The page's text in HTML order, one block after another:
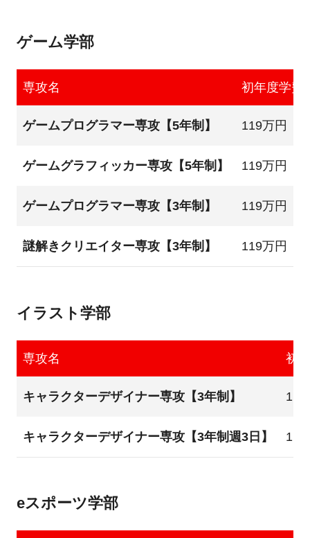
ゲーム学部
専攻名 初年度学費
ゲームプログラマー専攻【5年制】 119万円
ゲームグラフィッカー専攻【5年制】 119万円
ゲームプログラマー専攻【3年制】 119万円
謎解きクリエイター専攻【3年制】 119万円
イラスト学部
専攻名 初
キャラクターデザイナー専攻【3年制】 119
キャラクターデザイナー専攻【3年制週3日】 113
eスポーツ学部